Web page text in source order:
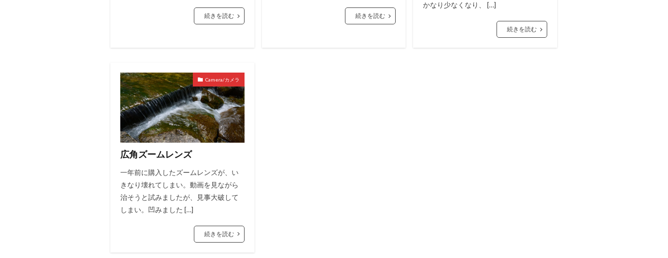
続きを読む 続きを読む
かなり少なくなり、 […]
続きを読む
Camera/カメラ
広角ズームレンズ
一年前に購入したズームレンズが、い
きなり壊れてしまい。動画を見ながら
治そうと試みましたが、見事大破して
しまい。凹みました […]
続きを読む